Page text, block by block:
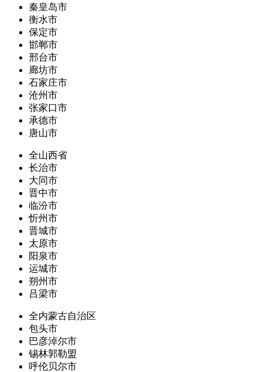
秦皇岛市
衡水市
保定市
邯郸市
邢台市
廊坊市
石家庄市
沧州市
张家口市
承德市
唐山市
全山西省
长治市
大同市
晋中市
临汾市
忻州市
晋城市
太原市
阳泉市
运城市
朔州市
吕梁市
全内蒙古自治区
包头市
巴彦淖尔市
锡林郭勒盟
呼伦贝尔市